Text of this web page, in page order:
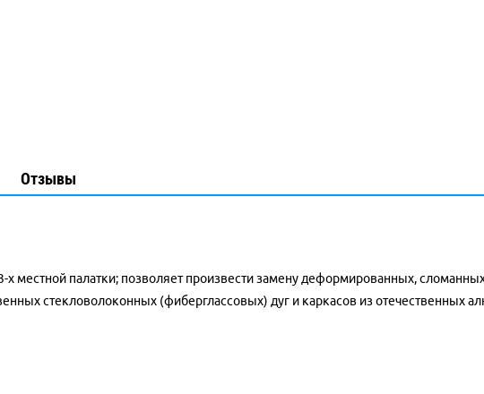
Отзывы
х местной палатки; позволяет произвести замену деформированных,
стекловолоконных (фиберглассовых) дуг и каркасов из отечественных